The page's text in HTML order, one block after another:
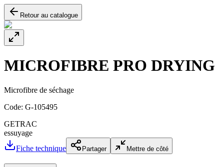
Retour au catalogue
MICROFIBRE PRO DRYING
Microfibre de séchage
Code: G-105495
GETRAC
essuyage
Fiche technique
Partager Mettre de côté